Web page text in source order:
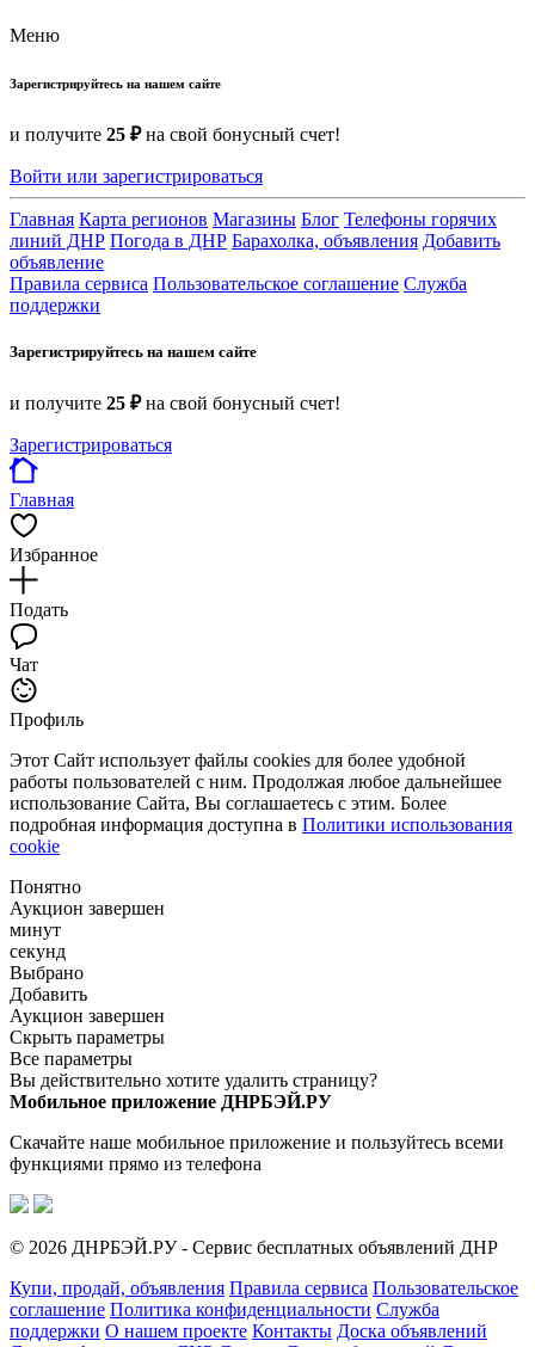
Меню
Зарегистрируйтесь на нашем сайте
и получите 25 ₽на свой бонусный счет!
Войти или зарегистрироваться
Главная Карта регионов Магазины Блог Телефоны горячих
линий ДНР Погода в ДНР Барахолка, объявления Добавить
объявление
Правила сервиса Пользовательское соглашение Служба
поддержки
Зарегистрируйтесь на нашем сайте
и получите 25 ₽на свой бонусный счет!
Зарегистрироваться
Главная
Избранное
Подать
Чат
Профиль
Этот Сайт использует файлы cookies для более удобной
работы пользователей с ним. Продолжая любое дальнейшее
использование Сайта, Вы соглашаетесь с этим. Более
подробная информация доступна в Политики использования
cookie
Понятно
Аукцион завершен
минут
секунд
Выбрано
Добавить
Аукцион завершен
Скрыть параметры
Все параметры
Вы действительно хотите удалить страницу?
Мобильное приложение ДНРБЭЙ.РУ
Скачайте наше мобильное приложение и пользуйтесь всеми
функциями прямо из телефона
© 2026 ДНРБЭЙ.РУ - Сервис бесплатных объявлений ДНР
Купи, продай, объявления Правила сервиса Пользовательское
соглашение Политика конфиденциальности Служба
поддержки О нашем проекте Контакты Доска объявлений